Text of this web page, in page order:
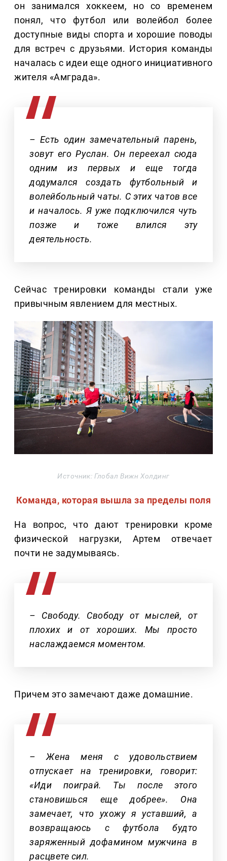
он занимался хоккеем, но со временем
понял, что футбол или волейбол более
доступные виды спорта и хорошие поводы
для встреч с друзьями. История команды
началась с идеи еще одного инициативного
жителя «Амграда».
– Есть один замечательный парень,
зовут его Руслан. Он переехал сюда
одним из первых и еще тогда
додумался создать футбольный и
волейбольный чаты. С этих чатов все
и началось. Я уже подключился чуть
позже и тоже влился эту
деятельность.
Сейчас тренировки команды стали уже
привычным явлением для местных.
Источник: Глобал Вижн Холдинг
Команда, которая вышла за пределы поля
На вопрос, что дают тренировки кроме
физической нагрузки, Артем отвечает
почти не задумываясь.
– Свободу. Свободу от мыслей, от
плохих и от хороших. Мы просто
наслаждаемся моментом.
Причем это замечают даже домашние.
– Жена меня с удовольствием
отпускает на тренировки, говорит:
«Иди поиграй. Ты после этого
становишься еще добрее». Она
замечает, что ухожу я уставший, а
возвращаюсь с футбола будто
заряженный дофамином мужчина в
расцвете сил.